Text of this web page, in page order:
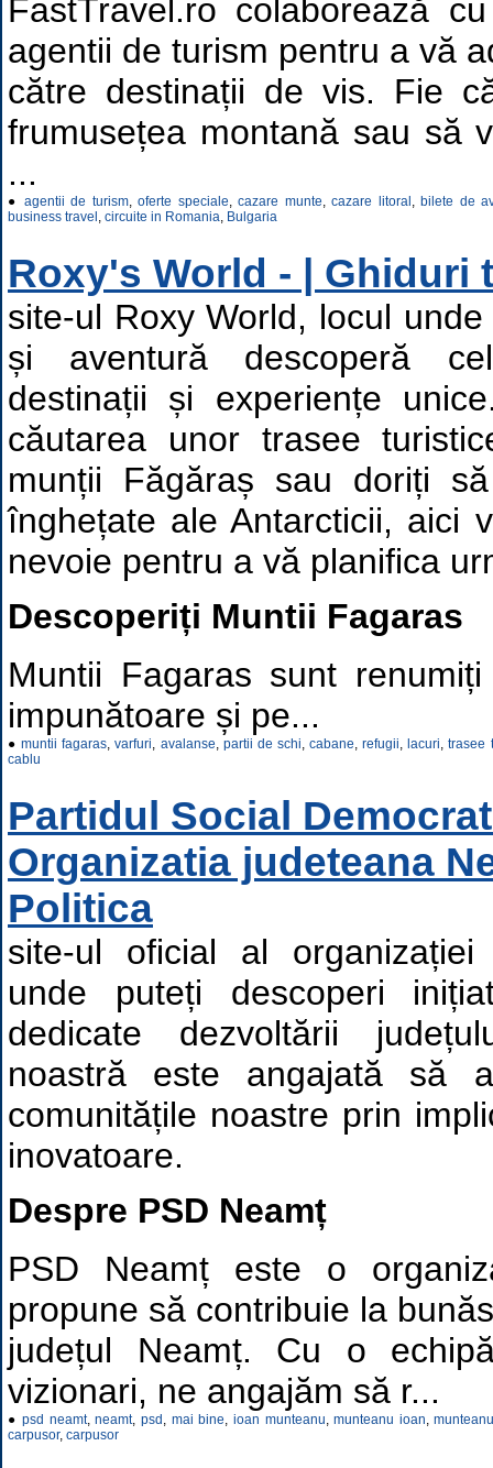
FastTravel.ro colaborează
agentii de turism pentru a vă
către destinații de vis. Fie
frumusețea montană sau să
...
● agentii de turism,oferte speciale,cazare munte,cazare litoral , bilete de
business travel , circuite in Romania, Bulgaria
Roxy's World - | Ghiduri
site-ul Roxy World, locul
și aventură descoperă
destinații și experiențe
căutarea unor trasee
munții Făgăraș sau doriți
înghețate ale Antarcticii, aici
nevoie pentru a vă planifica
Descoperiți Muntii Fagaras
Muntii Fagaras sunt
impunătoare și pe...
●muntii fagaras,varfuri, avalanse, partii de schi,cabane,refugii, lacuri,trasee
cablu
Partidul Social
Organizatia judeteana
Politica
site-ul oficial al
unde puteți descoperi
dedicate dezvoltării
noastră este angajată să
comunitățile noastre prin
inovatoare.
Despre PSD Neamț
PSD Neamț este o
propune să contribuie la
județul Neamț. Cu o
vizionari, ne angajăm să r...
●psd neamt,neamt,psd , mai bine, ioan munteanu,munteanu ioan,
carpusor, carpusor